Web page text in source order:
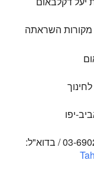
השראתה